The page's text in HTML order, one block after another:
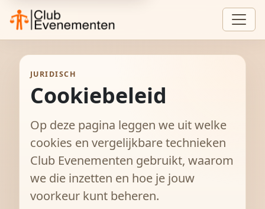
JURIDISCH
Cookiebeleid
Op deze pagina leggen we uit welke
cookies en vergelijkbare technieken
Club Evenementen gebruikt, waarom
we die inzetten en hoe je jouw
voorkeur kunt beheren.